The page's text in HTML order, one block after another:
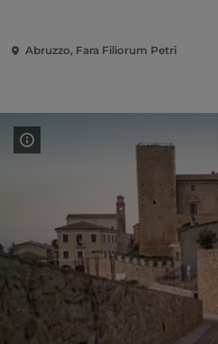
Abruzzo, Fara Filiorum Petri